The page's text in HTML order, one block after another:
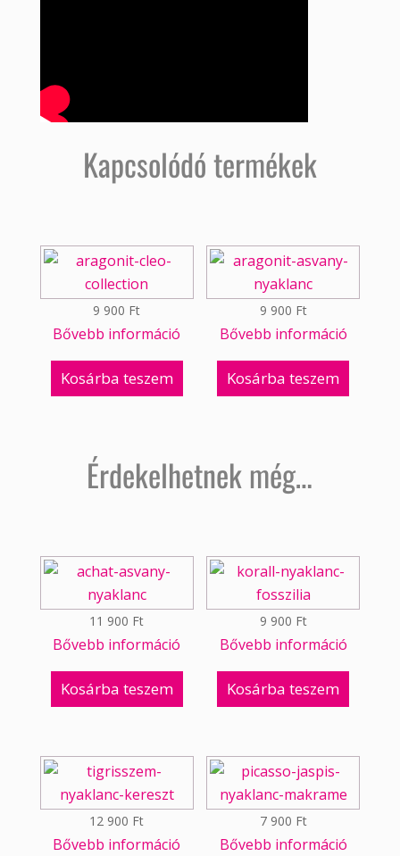
Kapcsolódó termékek
9 900 Ft
Bővebb információ
Kosárba teszem
9 900 Ft
Bővebb információ
Kosárba teszem
Érdekelhetnek még…
11 900 Ft
Bővebb információ
Kosárba teszem
9 900 Ft
Bővebb információ
Kosárba teszem
12 900 Ft
Bővebb információ
7 900 Ft
Bővebb információ